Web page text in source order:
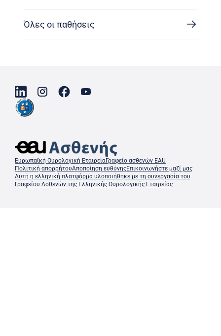
Όλες οι παθήσεις
Ευρωπαϊκή Ουρολογική ΕταιρείαΓραφείο ασθενών EAU
Πολιτική απορρήτουΑποποίηση ευθύνηςΕπικοινωνήστε μαζί μας
Αυτή η ελληνική πλατφόρμα υλοποιήθηκε με τη συνεργασία του
Γραφείου Ασθενών της Ελληνικής Ουρολογικής Εταιρείας